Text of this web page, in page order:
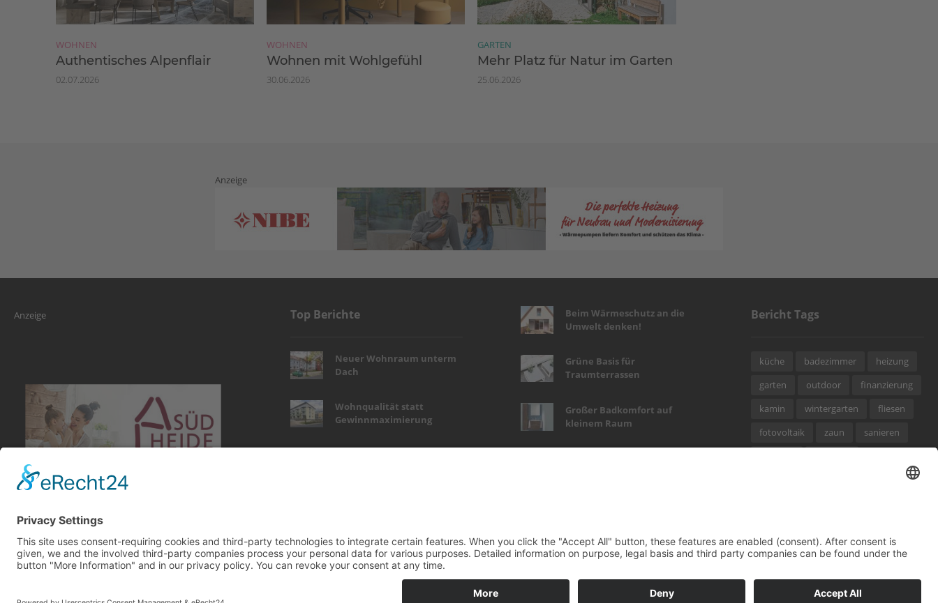
WOHNEN
Authentisches Alpenflair
02.07.2026
WOHNEN
Wohnen mit Wohlgefühl
30.06.2026
GARTEN
Mehr Platz für Natur im Garten
25.06.2026
Anzeige
Anzeige Top Berichte
Neuer Wohnraum unterm
Dach
Wohnqualität statt
Gewinnmaximierung
Beim Wärmeschutz an die
Umwelt denken!
Grüne Basis für
Traumterrassen
Großer Badkomfort auf
kleinem Raum
Bericht Tags
küche badezimmer
heizung
garten
outdoor
finanzierung
kamin
wintergarten
fliesen
fotovoltaik
zaun
sanieren